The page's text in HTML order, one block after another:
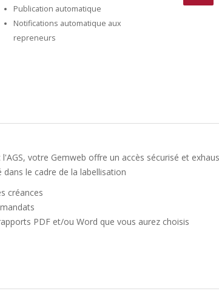
Publication automatique
Notifications automatique aux
repreneurs
votre Gemweb offre un accès sécurisé et
le cadre de la labellisation
créances
PDF et/ou Word que vous aurez choisis